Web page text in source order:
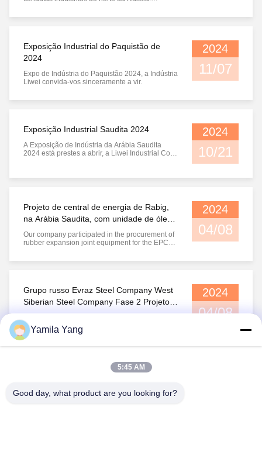
borracha em instalações químicas 1Ponto de
Exposição Industrial do Paquistão de
2024
Expo de Indústria do Paquistão 2024, a Indústria
Liwei convida-vos sinceramente a vir.
2024
11/07
Exposição Industrial Saudita 2024
A Exposição de Indústria da Arábia Saudita
2024 está prestes a abrir, a Liwei Industrial Co.,
2024
10/21
Projeto de central de energia de Rabig,
na Arábia Saudita, com unidade de óleo
combustível subcrítico de 2*660 MW
Our company participated in the procurement of
rubber expansion joint equipment for the EPC
fuel unit power station project of Shandong
2024
04/08
Grupo russo Evraz Steel Company West
Siberian Steel Company Fase 2 Projeto
complexo de purificação de gases de
combustão de sinterização
Energy Saving and Environmental Protection
Technology Co., Ltd.assinado o contrato de
projeto da segunda fase do projeto do complexo
da Rússia Evraz Steel GroupO projecto é o ...
2024
04/08
1
Yamila Yang
5:45 AM
Good day, what product are you looking for?